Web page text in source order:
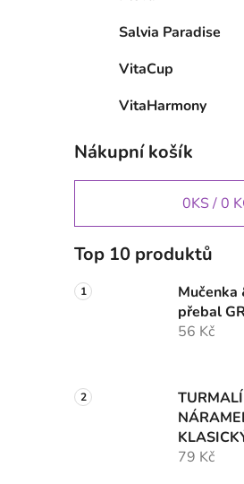
Salvia Paradise
VitaCup
VitaHarmony
Nákupní košík
0KS /0
Top 10 produktů
Mučenka
přebal
56 Kč
79 Kč